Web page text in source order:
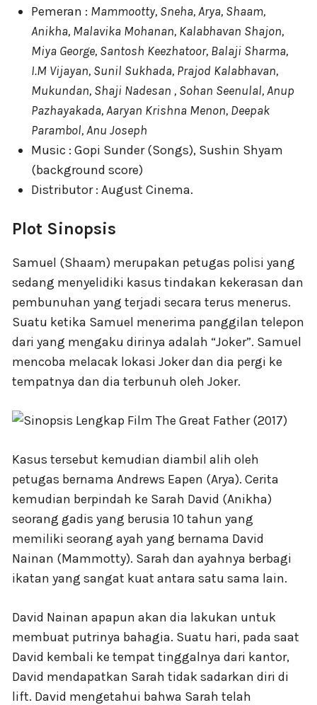
Pemeran : Mammootty, Sneha, Arya, Shaam,
Anikha, Malavika Mohanan, Kalabhavan Shajon,
Miya George, Santosh Keezhatoor, Balaji Sharma,
I.M Vijayan, Sunil Sukhada, Prajod Kalabhavan,
Mukundan, Shaji Nadesan , Sohan Seenulal, Anup
Pazhayakada, Aaryan Krishna Menon, Deepak
Parambol, Anu Joseph
Music : Gopi Sunder (Songs), Sushin Shyam
(background score)
Distributor : August Cinema.
Plot Sinopsis
Samuel (Shaam) merupakan petugas polisi yang
sedang menyelidiki kasus tindakan kekerasan dan
pembunuhan yang terjadi secara terus menerus.
Suatu ketika Samuel menerima panggilan telepon
dari yang mengaku dirinya adalah “Joker”. Samuel
mencoba melacak lokasi Joker dan dia pergi ke
tempatnya dan dia terbunuh oleh Joker.
Kasus tersebut kemudian diambil alih oleh
petugas bernama Andrews Eapen (Arya). Cerita
kemudian berpindah ke Sarah David (Anikha)
seorang gadis yang berusia 10 tahun yang
memiliki seorang ayah yang bernama David
Nainan (Mammotty). Sarah dan ayahnya berbagi
ikatan yang sangat kuat antara satu sama lain.
David Nainan apapun akan dia lakukan untuk
membuat putrinya bahagia. Suatu hari, pada saat
David kembali ke tempat tinggalnya dari kantor,
David mendapatkan Sarah tidak sadarkan diri di
lift. David mengetahui bahwa Sarah telah